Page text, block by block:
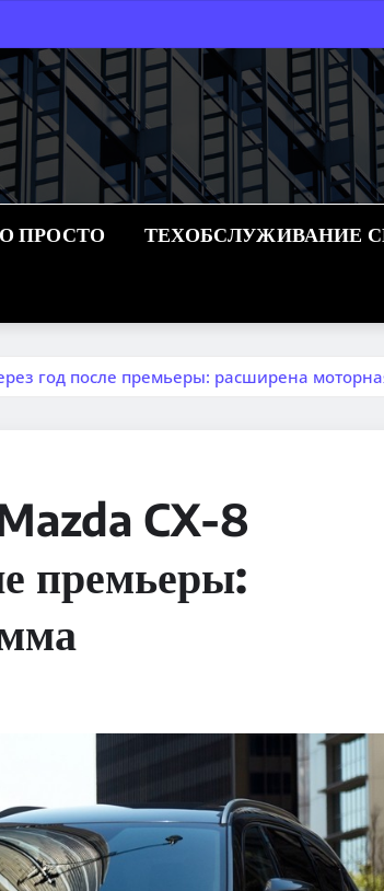
ПРОСТО ТЕХОБСЛУЖИВАНИЕ
год после премьеры: расширена
CX-8
премьеры: